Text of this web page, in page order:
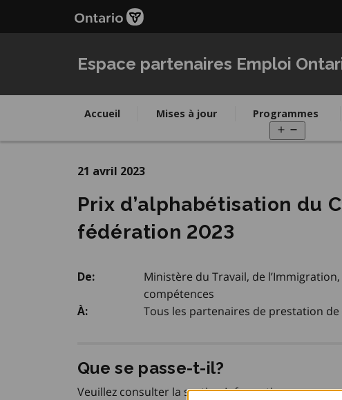
Espace partenaires Emploi
Accueil Mises à jour Programmes
menu
21 avril 2023
Prix d’alphabétisation du
fédération 2023
De:
Ministère du Travail, de
compétences
À: Tous les partenaires de prestation de
Que se passe-t-il?
Veuillez consulter la section Informations